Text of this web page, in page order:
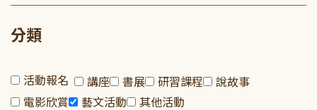
分類
活動報名 講座 書展 研習課程
說故事
電影欣賞
藝文活動 其他活動